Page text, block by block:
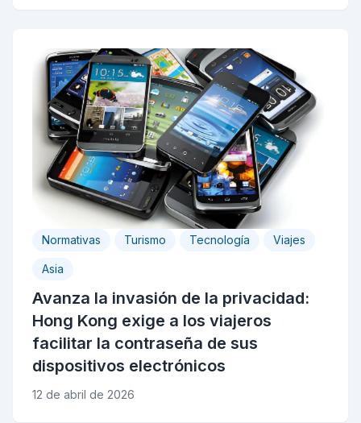
Normativas Turismo Tecnología Viajes
Asia
Avanza la invasión de la privacidad:
Hong Kong exige a los viajeros
facilitar la contraseña de sus
dispositivos electrónicos
12 de abril de 2026